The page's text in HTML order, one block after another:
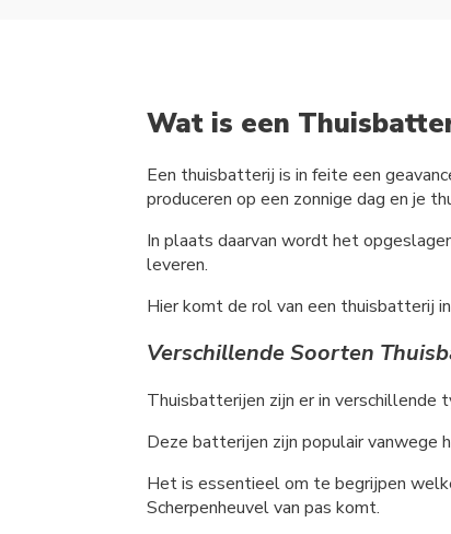
Wat is een
Een thuisbatterij is in feite een
produceren op een zonnige dag en je
In plaats daarvan wordt het
leveren.
Hier komt de rol van een thuisbatterij
Verschillende Soorten
Thuisbatterijen zijn er in verschillende
Deze batterijen zijn populair vanwege
Het is essentieel om te begrijpen
Scherpenheuvel van pas komt.